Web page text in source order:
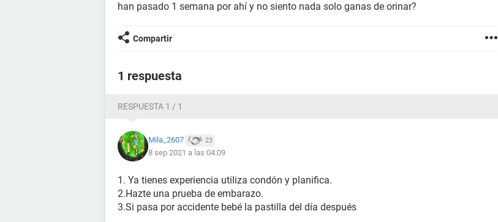
han pasado 1 semana por ahí y no siento nada solo ganas de orinar?
Compartir
1 respuesta
RESPUESTA 1 / 1
Mila_2607 23
8 sep 2021 a las 04:09
1. Ya tienes experiencia utiliza condón y planifica.
2.Hazte una prueba de embarazo.
3.Si pasa por accidente bebé la pastilla del día después